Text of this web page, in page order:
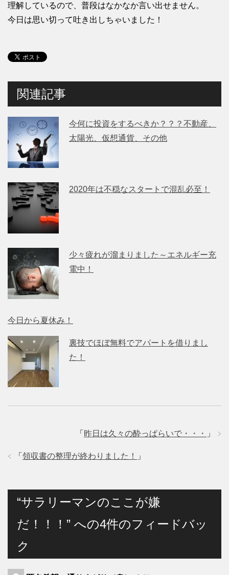
理解しているので、普段はなかなか言い出せません。
今日は思い切って吐き出しちゃいました！
関連記事
今何に投資をするべきか？？？不動産、
太陽光、仮想通貨、その他
2020年は不穏なスタートで混乱必至！
少々疲れが溜まりました～エネルギー充
電中！
今日から夏休み！
裏技でほぼ無料でアパートを借りまし
た！
「 昨日は久々の酔っぱらいで・・・ 」
「 領収書の整理が終わりました！ 」
“サラリーマンのここが嫌
だ！！！” への4件のフィードバッ
ク